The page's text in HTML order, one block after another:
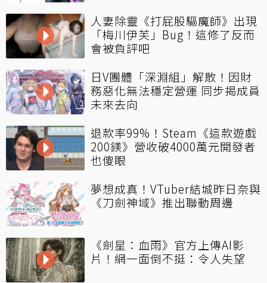
人妻除靈《打屁股驅魔師》出現
「梅川伊芙」Bug！這修了反而
會被負評吧
日V團體「深淵組」解散！因財
務惡化無法穩定營運 同步揭成員
未來去向
退款率99%！Steam《這款遊戲
200鎂》營收破4000萬元開發者
也傻眼
夢想成真！VTuber結城昨日奈與
《刀劍神域》推出聯動周邊
《劍星：血雨》官方上傳AI影
片！網一面倒不挺：令人失望